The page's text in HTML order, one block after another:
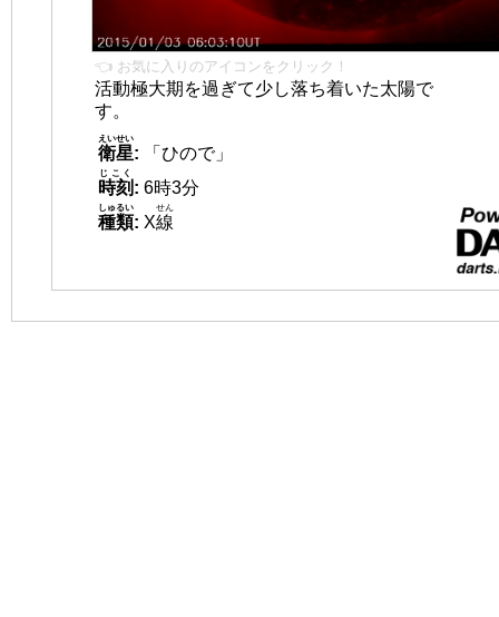
👈 お気に入りのアイコンをクリック！
活動極大期を過ぎて少し落ち着いた太陽で
す。
衛星
えいせい
:
「ひので」
時刻
じこく
: 6時3分
種類
しゅるい
: X線
せん